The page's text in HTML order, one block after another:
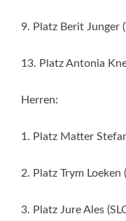
9. Platz Berit Junger
13. Platz Antonia
Herren:
1. Platz Matter
2. Platz Trym Loeken
3. Platz Jure Ales